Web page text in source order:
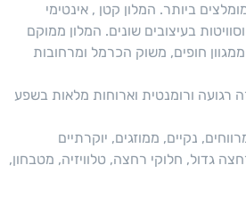
ביותר. המלון קטן , אינטימי
בעיצובים שונים. המלון ממוקם
חופים, משוק הכרמל ומרחובות
רגועה ורומנטית וארוחות מלאות בשפע
נקיים, ממוזגים, יוקרתיים
גדול, חלוקי רחצה, טלוויזיה, מטבחון,